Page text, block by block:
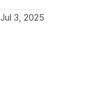
Jul 3, 2025